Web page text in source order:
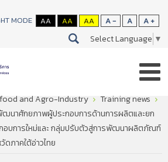
MODE AA AA AA A - A A +
Select Language ▼
food and Agro-Industry
Training news
ฒนาศักยภาพผู้ประกอบการด้านการผลิตและยก
อบการใหม่และ กลุ่มปรับตัวสู่การพัฒนาผลิตภัณฑ์
ภาคใต้อ่าวไทย